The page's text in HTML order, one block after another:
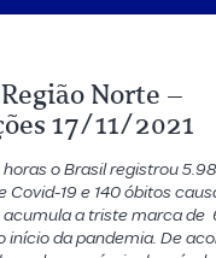
Norte –
17/11/2021
o Brasil registrou
Covid-19 e 140 óbitos
a triste marca de
início da pandemia. De